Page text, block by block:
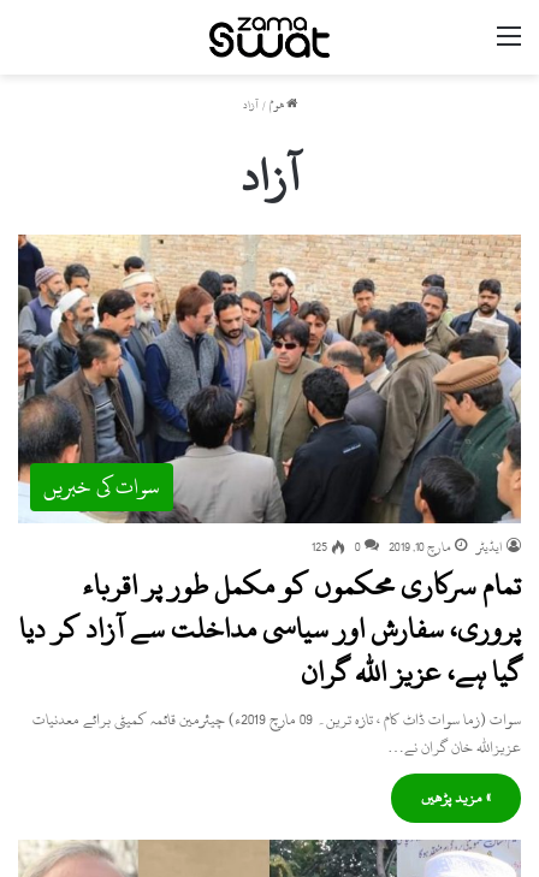
ھوم / آزاد
آزاد
سوات کی خبریں
ایڈیٹر مارچ 10, 2019 0
125
تمام سرکاری محکموں کو مکمل طور پر اقرباء
پروری، سفارش اور سیاسی مداخلت سے آزاد کر دیا
گیا ہے، عزیز اللہ گران
سوات (زما سوات ڈاٹ کام ، تازہ ترین۔ 09 مارچ 2019ء) چیئرمین قائمہ کمیٹی برائے معدنیات
عزیزاللہ خان گران نے…
» مزید پڑھیں